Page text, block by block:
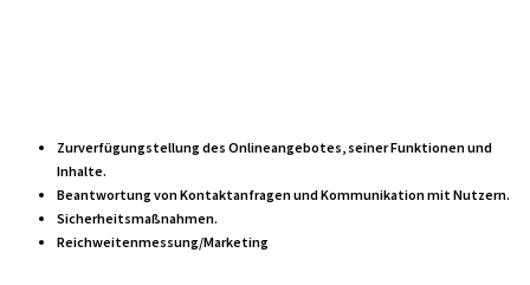
Zurverfügungstellung des Onlineangebotes, seiner Funktionen und
Inhalte.
Beantwortung von Kontaktanfragen und Kommunikation mit Nutzern.
Sicherheitsmaßnahmen.
Reichweitenmessung/Marketing